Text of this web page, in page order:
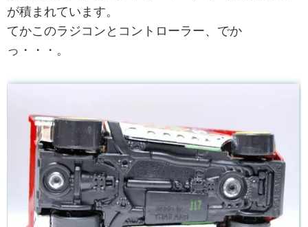
が積まれています。
てかこのラジコンとコントローラー、でか
っ・・・。